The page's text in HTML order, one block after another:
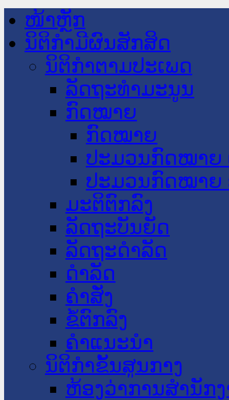
ໜ້າຫຼັກ
ນິຕິກໍາມີຜົນສັກສິດ
ນິຕິກໍາຕາມປະເພດ
ລັດຖະທໍາມະນູນ
ກົດໝາຍ
ກົດໝາຍ
ປະມວນກົດໝາຍ
ປະມວນກົດໝາຍ
ມະຕິຕົກລົງ
ລັດຖະບັນຍັດ
ລັດຖະດໍາລັດ
ດໍາລັດ
ຄໍາສັ່ງ
ຂໍ້ຕົກລົງ
ຄໍາແນະນໍາ
ນິຕິກໍາຂັ້ນສູນກາງ
ຫ້ອງວ່າການສໍານັກ